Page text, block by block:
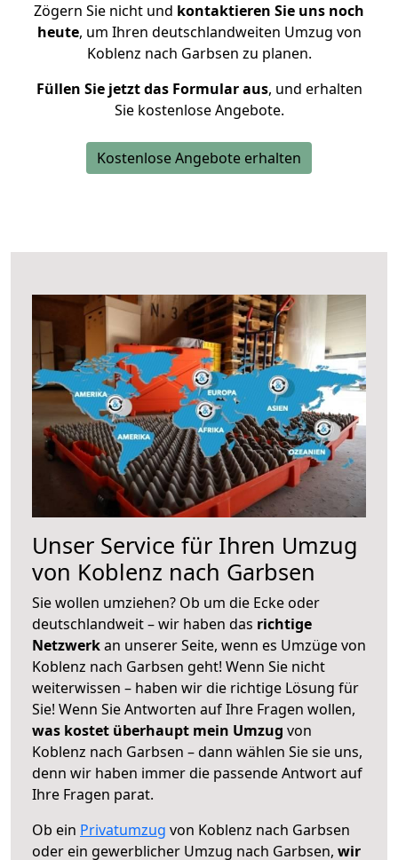
Zögern Sie nicht und kontaktieren Sie uns noch
heute, um Ihren deutschlandweiten Umzug von
Koblenz nach Garbsen zu planen.
Füllen Sie jetzt das Formular aus, und erhalten
Sie kostenlose Angebote.
Kostenlose Angebote erhalten
Unser Service für Ihren Umzug
von Koblenz nach Garbsen
Sie wollen umziehen? Ob um die Ecke oder
deutschlandweit – wir haben das richtige
Netzwerkan unserer Seite, wenn es Umzüge von
Koblenz nach Garbsen geht! Wenn Sie nicht
weiterwissen – haben wir die richtige Lösung für
Sie! Wenn Sie Antworten auf Ihre Fragen wollen,
was kostet überhaupt mein Umzug von
Koblenz nach Garbsen – dann wählen Sie sie uns,
denn wir haben immer die passende Antwort auf
Ihre Fragen parat.
Ob ein Privatumzug von Koblenz nach Garbsen
oder ein gewerblicher Umzug nach Garbsen, wir